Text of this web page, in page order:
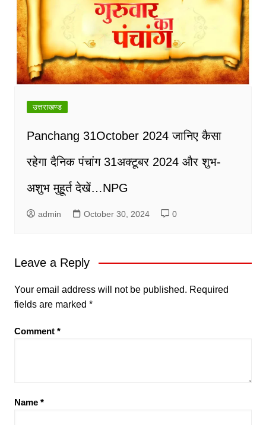
उत्तराखण्ड
Panchang 31October 2024 जानिए कैसा
रहेगा दैनिक पंचांग 31अक्टूबर 2024 और शुभ-
अशुभ मुहूर्त देखें…NPG
admin October 30, 2024 0
Leave a Reply
Your email address will not be published. Required
fields are marked *
Comment *
Name *